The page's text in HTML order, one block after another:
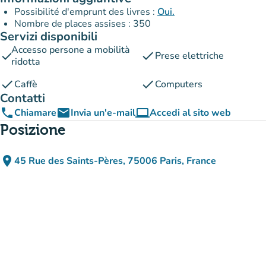
Possibilité d'emprunt des livres : Oui.
Nombre de places assises : 350
Servizi disponibili
checkAccesso persone a mobilità
ridotta
checkPrese elettriche
checkCaffè checkComputers
Contatti
phoneChiamareemailInvia un'e-mailcomputerAccedi al sito web
(nuova scheda)
Posizione
place 45 Rue des Saints-Pères, 75006 Paris, France
(apri in Google Maps)
(nuova scheda)